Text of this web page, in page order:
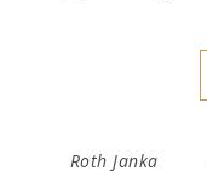
Roth Janka